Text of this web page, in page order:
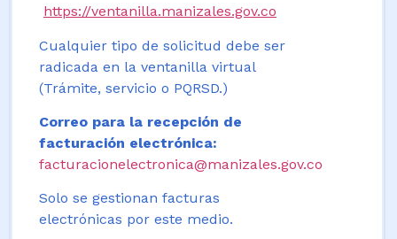
https://ventanilla.manizales.gov.co
Cualquier tipo de solicitud debe ser
radicada en la ventanilla virtual
(Trámite, servicio o PQRSD.)
Correo para la recepción de
facturación electrónica:
facturacionelectronica@manizales.gov.co
Solo se gestionan facturas
electrónicas por este medio.